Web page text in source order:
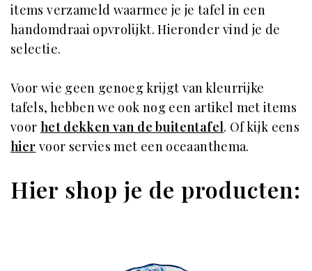
items verzameld waarmee je je tafel in een
handomdraai opvrolijkt. Hieronder vind je de
selectie.
Voor wie geen genoeg krijgt van kleurrijke
tafels, hebben we ook nog een artikel met items
voor het dekken van de buitentafel. Of kijk eens
hier voor servies met een oceaanthema.
Hier shop je de producten: